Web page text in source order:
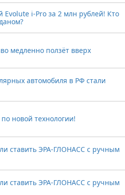
Evolute i-Pro за 2 млн рублей! Кто
медленно ползёт вверх
автомобиля в РФ стали
новой технологии!
ставить ЭРА-ГЛОНАСС с ручным
ставить ЭРА-ГЛОНАСС с ручным